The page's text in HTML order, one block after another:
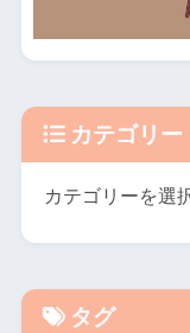
カテゴリー
タグ